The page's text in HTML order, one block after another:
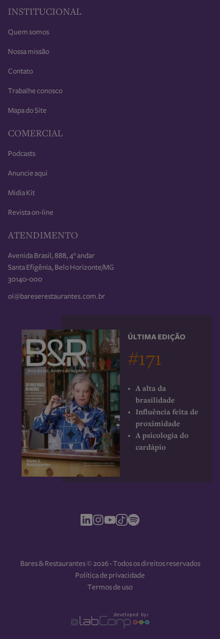
INSTITUCIONAL
Quem somos
Nossa missão
Contato
Trabalhe conosco
Mapa do Site
COMERCIAL
Podcasts
Anuncie aqui
Midia Kit
Revista on-line
ATENDIMENTO
Avenida Brasil, 888, 4° andar
Santa Efigênia, Belo Horizonte/MG
30140-000
oi@bareserestaurantes.com.br
ÚLTIMA EDIÇÃO
#171
A alta da
brasilidade
Influência feita de
proximidade
A psicologia do
cardápio
Bares & Restaurantes © 2026 - Todos os direitos reservados
Política de privacidade
Termos de uso